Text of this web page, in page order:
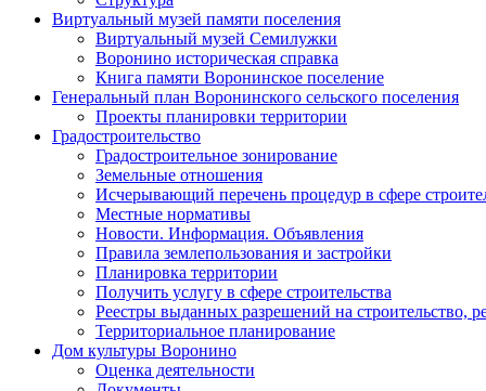
Виртуальный музей памяти поселения
Виртуальный музей Семилужки
Воронино историческая справка
Книга памяти Воронинское поселение
Генеральный план Воронинского сельского поселения
Проекты планировки территории
Градостроительство
Градостроительное зонирование
Земельные отношения
Исчерывающий перечень процедур в сфере
Местные нормативы
Новости. Информация. Объявления
Правила землепользования и застройки
Планировка территории
Получить услугу в сфере строительства
Реестры выданных разрешений на строительство,
Территориальное планирование
Дом культуры Воронино
Оценка деятельности